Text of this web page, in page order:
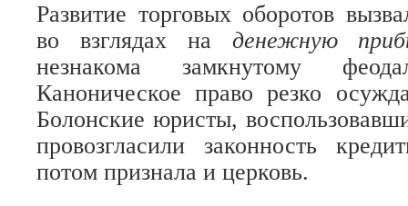
Развитие торговых оборотов
во взглядах на денежную
незнакома замкнутому
Каноническое право резко
Болонские юристы,
провозгласили законность
потом признала и церковь.